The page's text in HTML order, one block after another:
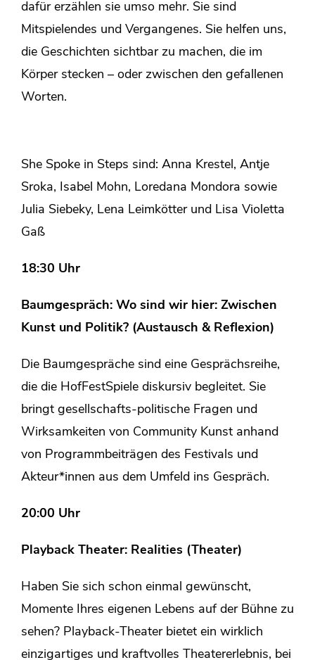
dafür erzählen sie umso mehr. Sie sind
Mitspielendes und Vergangenes. Sie helfen uns,
die Geschichten sichtbar zu machen, die im
Körper stecken – oder zwischen den gefallenen
Worten.
She Spoke in Steps sind: Anna Krestel, Antje
Sroka, Isabel Mohn, Loredana Mondora sowie
Julia Siebeky, Lena Leimkötter und Lisa Violetta
Gaß
18:30 Uhr
Baumgespräch: Wo sind wir hier: Zwischen
Kunst und Politik? (Austausch & Reflexion)
Die Baumgespräche sind eine Gesprächsreihe,
die die HofFestSpiele diskursiv begleitet. Sie
bringt gesellschafts-politische Fragen und
Wirksamkeiten von Community Kunst anhand
von Programmbeiträgen des Festivals und
Akteur*innen aus dem Umfeld ins Gespräch.
20:00 Uhr
Playback Theater: Realities (Theater)
Haben Sie sich schon einmal gewünscht,
Momente Ihres eigenen Lebens auf der Bühne zu
sehen? Playback-Theater bietet ein wirklich
einzigartiges und kraftvolles Theatererlebnis, bei